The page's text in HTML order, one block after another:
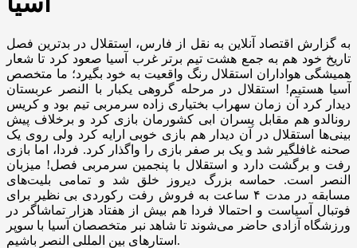
به گزارش اقتصاد آنلاین به نقل از فارس، استقلال در بدترین فصل
تاریخ خود هم به جمع هشت تیم برتر غرب آسیا صعود کرد تا شعار
همیشگی هواداران استقلال رنگ واقعیت به خود بگیرد؛ ما متخصص
آسیا هستیم! استقلال در مرحله گروهی یکبار با النصر عربستان
دیدار کرد آن زمان سهراب بختیاری زاده سرمربی تیم بود و کریس
رونالدو هم مقابل پسران ابی کشورمان بازی کرد و برخلاف پیش
بینی‌ها استقلال در آن دیدار هم بازی خوبی ارایه کرد ولی روی یک
صحنه غافلگیر شد و یک بر صفر بازی را واگذار کرد. فردا، اما بازی
رفت و برگشت دارد و استقلال با پنجمین سرمربی فصل! میزبان
النصر است. حماسه بزرگ دیروز خلق شد و تمامی بلیت‌های
مسابقه در مدت ۴ ساعت به فروش رفت رکوردی بی نظیر برای
فوتبال آسیاست و احتمالا فردا هم بیش از هفتاد هزار تماشاگر در
ورزشگاه آزادی حاضر می‌شوند تا شاهد نبر متخصصان آسیا با سوپر
استار‌های بین المللی النصر باشیم.